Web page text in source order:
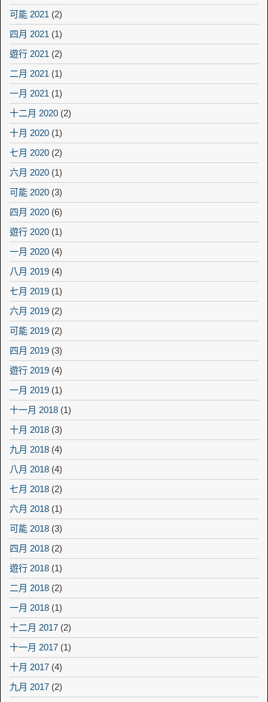
可能 2021 (2)
四月 2021 (1)
遊行 2021 (2)
二月 2021 (1)
一月 2021 (1)
十二月 2020 (2)
十月 2020 (1)
七月 2020 (2)
六月 2020 (1)
可能 2020 (3)
四月 2020 (6)
遊行 2020 (1)
一月 2020 (4)
八月 2019 (4)
七月 2019 (1)
六月 2019 (2)
可能 2019 (2)
四月 2019 (3)
遊行 2019 (4)
一月 2019 (1)
十一月 2018 (1)
十月 2018 (3)
九月 2018 (4)
八月 2018 (4)
七月 2018 (2)
六月 2018 (1)
可能 2018 (3)
四月 2018 (2)
遊行 2018 (1)
二月 2018 (2)
一月 2018 (1)
十二月 2017 (2)
十一月 2017 (1)
十月 2017 (4)
九月 2017 (2)